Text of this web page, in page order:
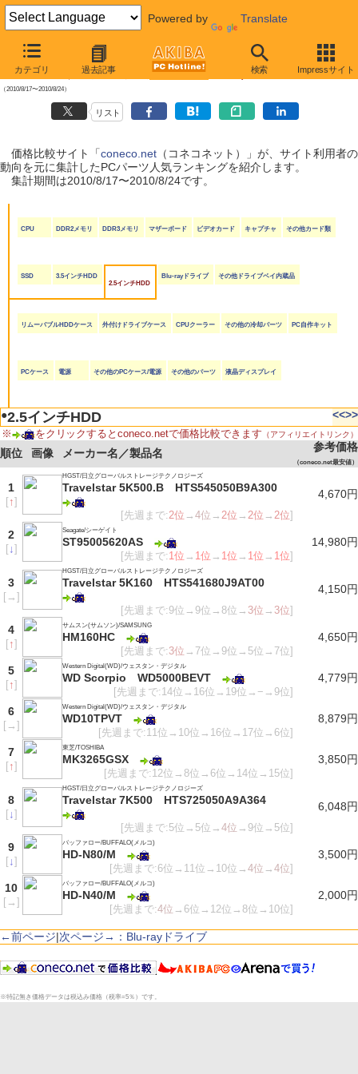
Powered by Translate
カテゴリ 過去記事 検索 Impressサイト
【 2010年8月28日号 】
coneco.net人気ランキング（PCパーツ編）
（2010/8/17〜2010/8/24）
リスト
価格比較サイト「coneco.net（コネコネット）」が、サイト利用者の
動向を元に集計したPCパーツ人気ランキングを紹介します。
集計期間は2010/8/17〜2010/8/24です。
CPU DDR2メモリ DDR3メモリ マザーボード ビデオカード キャプチャ その他カード類
SSD
3.5インチHDD
2.5インチHDD
Blu-rayドライブ その他ドライブベイ内蔵品
リムーバブルHDDケース 外付けドライブケース CPUクーラー その他の冷却パーツ PC自作キット
PCケース 電源 その他のPCケース/電源 その他のパーツ 液晶ディスプレイ
●2.5インチHDD <<>>
※ をクリックするとconeco.netで価格比較できます （アフィリエイトリンク）
順位 画像 メーカー名／製品名 参考価格
（coneco.net最安値）
1
[↑]
HGST/日立グローバルストレージテクノロジーズ
Travelstar 5K500.B HTS545050B9A300
[先週まで:2位 →4位 →2位 →2位 →2位]
4,670円
2
[↓]
Seagate/シーゲイト
ST95005620AS
[先週まで:1位 → 1位 → 1位 → 1位 → 1位]
14,980円
3
[→ ]
HGST/日立グローバルストレージテクノロジーズ
Travelstar 5K160 HTS541680J9AT00
[先週まで:9位→9位→8位→ 3位 → 3位]
4,150円
4
[↑]
サムスン(サムソン)/SAMSUNG
HM160HC
[先週まで:3位 →7位→9位→5位→7位]
4,650円
5
[↑]
Western Digital(WD)/ウェスタン・デジタル
WD Scorpio WD5000BEVT
[先週まで:14位→16位→19位→−→9位]
4,779円
6
[→ ]
Western Digital(WD)/ウェスタン・デジタル
WD10TPVT
[先週まで:11位→10位→16位→17位→6位]
8,879円
7
[↑]
東芝/TOSHIBA
MK3265GSX
[先週まで:12位→8位→6位→14位→15位]
3,850円
8
[↓]
HGST/日立グローバルストレージテクノロジーズ
Travelstar 7K500 HTS725050A9A364
[先週まで:5位→5位→4位 →9位→5位]
6,048円
9
[↓]
バッファロー/BUFFALO(メルコ)
HD-N80/M
[先週まで:6位→11位→10位→4位 →4位]
3,500円
10
[→ ]
バッファロー/BUFFALO(メルコ)
HD-N40/M
[先週まで:4位 →6位→12位→8位→10位]
2,000円
←前ページ|次ページ→：Blu-rayドライブ
※特記無き価格データは税込み価格（税率=5％）です。